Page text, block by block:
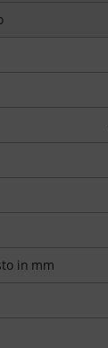
in mm